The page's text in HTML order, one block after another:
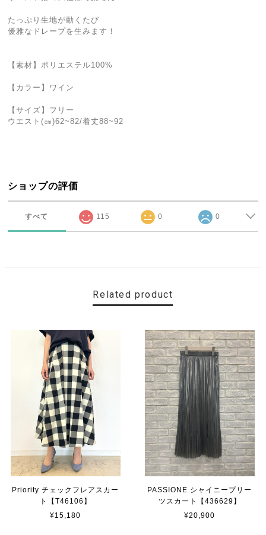
たっぷり生地が動くたび
優雅なドレープを生みます！
【素材】ポリエステル100%
【カラー】ワイン
【サイズ】フリー
ウエスト(㎝)62~82/着丈88~92
ショップの評価
すべて 115 0 0
Related product
Priority チェックフレアスカー
ト【T46106】
¥15,180
PASSIONE シャイニープリー
ツスカート【436629】
¥20,900